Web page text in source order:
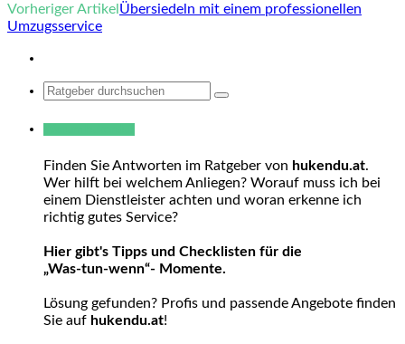
Vorheriger Artikel Übersiedeln mit einem professionellen
Umzugsservice
Search
Finden Sie Antworten im Ratgeber von hukendu.at.
Wer hilft bei welchem Anliegen? Worauf muss ich bei
einem Dienstleister achten und woran erkenne ich
richtig gutes Service?
Hier gibt's Tipps und Checklisten für die
„Was-tun-wenn“- Momente.
Lösung gefunden? Profis und passende Angebote finden
Sie auf hukendu.at!